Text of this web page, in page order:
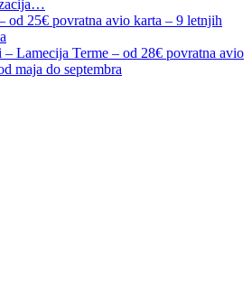
od 25€ povratna avio karta – 9 letnjih
Lamecija Terme – od 28€ povratna avio
maja do septembra